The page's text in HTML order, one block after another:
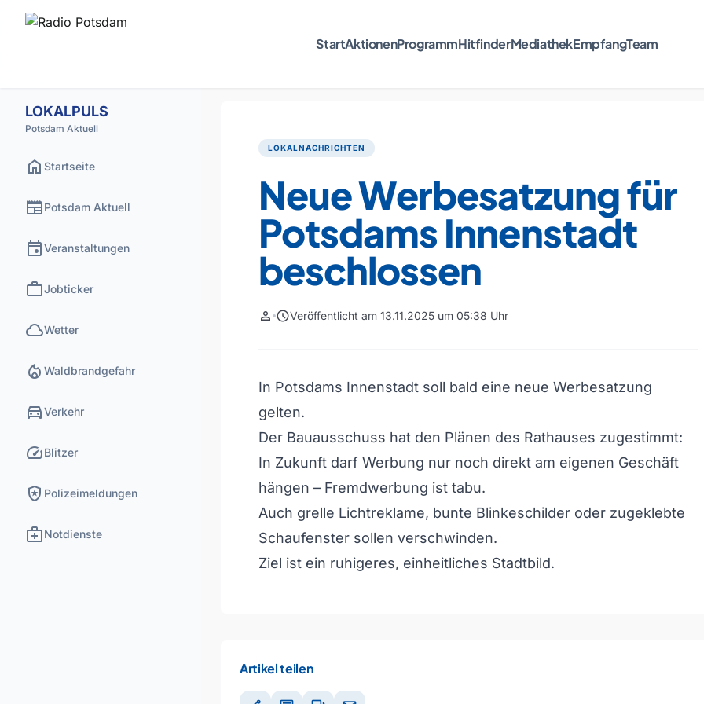
StartAktionenProgrammHitfinderMediathekEmpfangTeam
LOKALPULS
Potsdam Aktuell
home Startseite
newspaperPotsdam Aktuell
eventVeranstaltungen
workJobticker
cloudWetter
local_fire_department Waldbrandgefahr
directions_carVerkehr
speedBlitzer
local_police Polizeimeldungen
medical_servicesNotdienste
LOKALNACHRICHTEN
Neue Werbesatzung für
Potsdams Innenstadt
beschlossen
person scheduleVeröffentlicht am 13.11.2025 um 05:38 Uhr
In Potsdams Innenstadt soll bald eine neue Werbesatzung
gelten.
Der Bauausschuss hat den Plänen des Rathauses zugestimmt:
In Zukunft darf Werbung nur noch direkt am eigenen Geschäft
hängen – Fremdwerbung ist tabu.
Auch grelle Lichtreklame, bunte Blinkeschilder oder zugeklebte
Schaufenster sollen verschwinden.
Ziel ist ein ruhigeres, einheitliches Stadtbild.
Artikel teilen